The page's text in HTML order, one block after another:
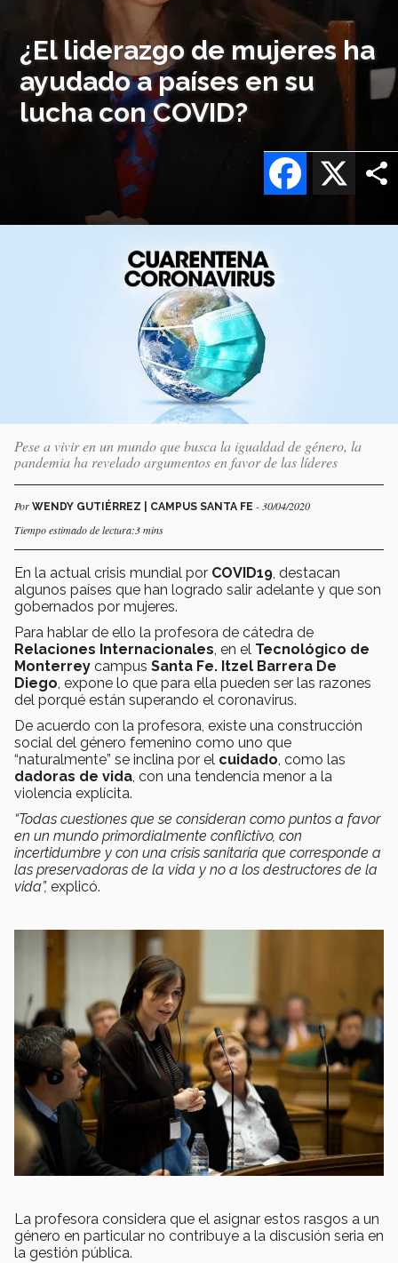
¿El liderazgo de mujeres ha
ayudado a países en su
lucha con COVID?
X
Facebook
Pese a vivir en un mundo que busca la igualdad de género, la
pandemia ha revelado argumentos en favor de las líderes
Por WENDY GUTIÉRREZ | CAMPUS SANTA FE - 30/04/2020
Tiempo estimado de lectura:3 mins
En la actual crisis mundial por COVID19 , destacan
algunos países que han logrado salir adelante y que son
gobernados por mujeres.
Para hablar de ello la profesora de cátedra de
Relaciones Internacionales , en el Tecnológico de
Monterrey campus Santa Fe. Itzel Barrera De
Diego , expone lo que para ella pueden ser las razones
del porqué están superando el coronavirus.
De acuerdo con la profesora, existe una construcción
social del género femenino como uno que
“naturalmente” se inclina por el cuidado , como las
dadoras de vida , con una tendencia menor a la
violencia explícita.
“Todas cuestiones que se consideran como puntos a favor
en un mundo primordialmente conflictivo, con
incertidumbre y con una crisis sanitaria que corresponde a
las preservadoras de la vida y no a los destructores de la
vida”, explicó.
La profesora considera que el asignar estos rasgos a un
género en particular no contribuye a la discusión seria en
la gestión pública.